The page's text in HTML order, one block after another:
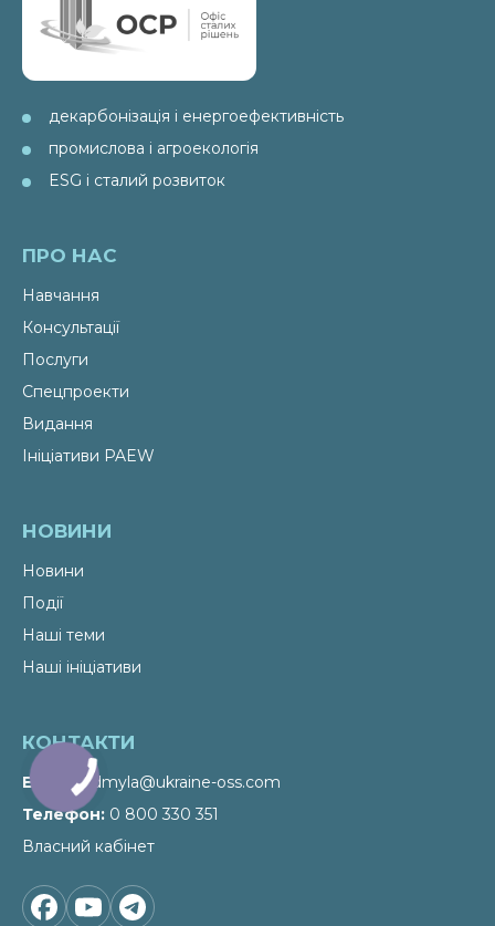
декарбонізація і енергоефективність
промислова і агроекологія
ESG і сталий розвиток
ПРО НАС
Навчання
Консультації
Послуги
Спецпроекти
Видання
Ініціативи PAEW
НОВИНИ
Новини
Події
Наші теми
Наші ініціативи
КОНТАКТИ
Email
liudmyla@ukraine-oss.com
Телефон 0 800 330 351
Власний кабінет